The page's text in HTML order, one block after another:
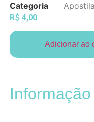
Categoria
R$ 4,00
Adicionar ao